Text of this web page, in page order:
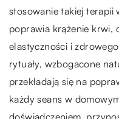
stosowanie takiej terapii
poprawia krążenie krwi,
elastyczności i
rytuały, wzbogacone
przekładają się na
każdy seans w
doświadczeniem,